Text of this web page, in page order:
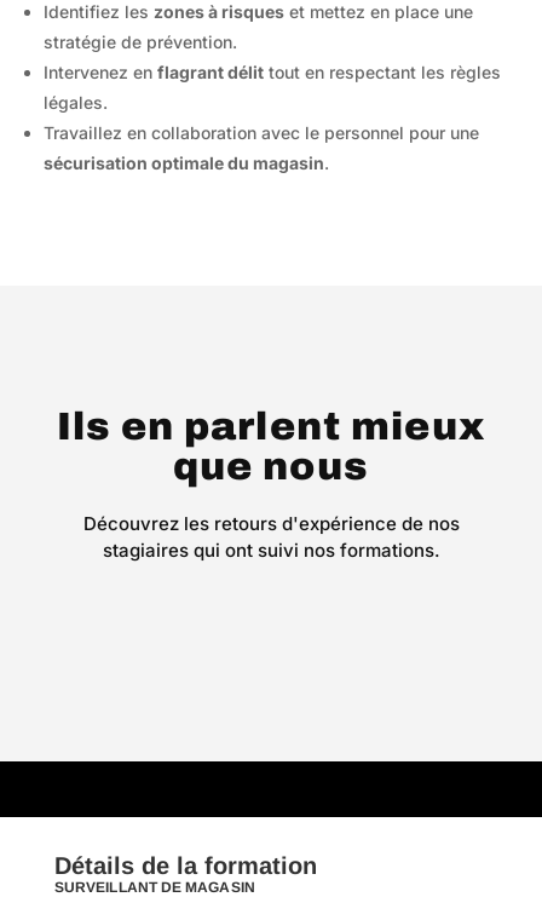
Identifiez les zones à risques et mettez en place une
stratégie de prévention.
Intervenez enflagrant délit tout en respectant les règles
légales.
Travaillez en collaboration avec le personnel pour une
sécurisation optimale du magasin.
Ils en parlent mieux
que nous
Découvrez les retours d'expérience de nos
stagiaires qui ont suivi nos formations.
Détails de la formation
SURVEILLANT DE MAGASIN